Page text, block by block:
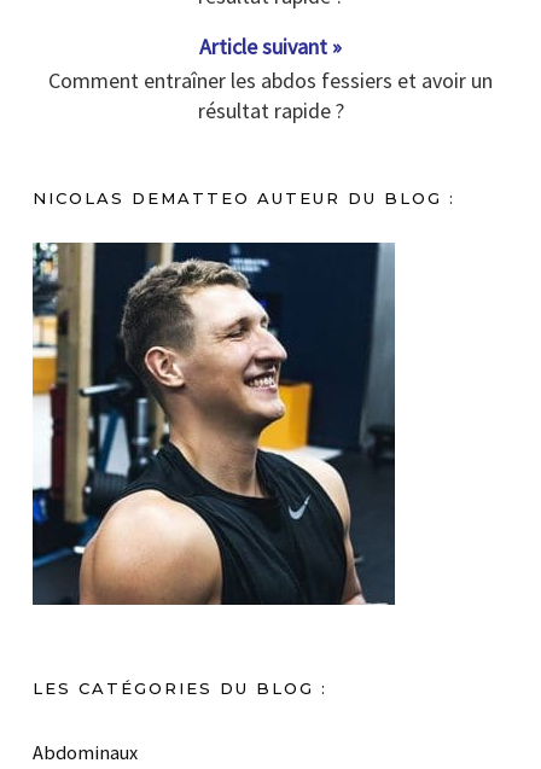
Article suivant »
Comment entraîner les abdos fessiers et avoir un
résultat rapide ?
NICOLAS DEMATTEO AUTEUR DU BLOG :
LES CATÉGORIES DU BLOG :
Abdominaux